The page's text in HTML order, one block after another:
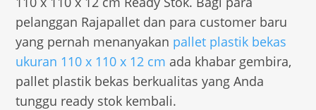
pelanggan Rajapallet dan para customer baru
yang pernah menanyakan pallet plastik bekas
ukuran 110 x 110 x 12 cm ada khabar gembira,
pallet plastik bekas berkualitas yang Anda
tunggu ready stok kembali.